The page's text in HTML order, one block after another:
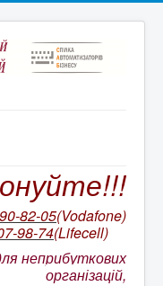
82-05(Vodafone)
98-74(Lifecell)
неприбуткових
організацій,